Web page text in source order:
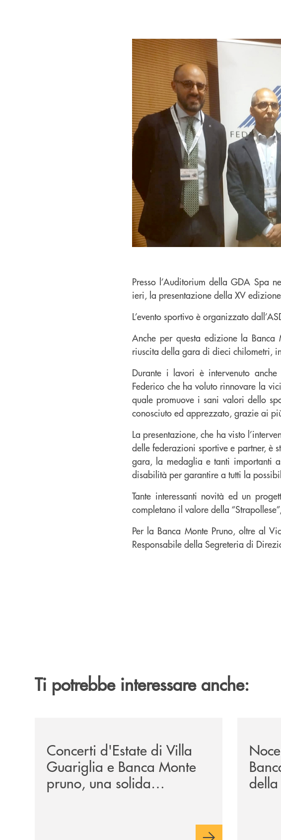
Presso l’Auditorium della GDA Spa
ieri, la presentazione della XV
L’evento sportivo è organizzato
Anche per questa edizione la
riuscita della gara di dieci chilometri,
Durante i lavori è intervenuto
Federico che ha voluto rinnovare la
quale promuove i sani valori dello
conosciuto ed apprezzato, grazie ai
La presentazione, che ha visto
delle federazioni sportive e partner, è
gara, la medaglia e tanti importanti
disabilità per garantire a tutti la
Tante interessanti novità ed un
completano il valore della
Per la Banca Monte Pruno, oltre al
Responsabile della Segreteria di
Ti potrebbe interessare anche:
Concerti d'Estate di Villa
Guariglia e Banca Monte
pruno, una solida
collaborazione anche per